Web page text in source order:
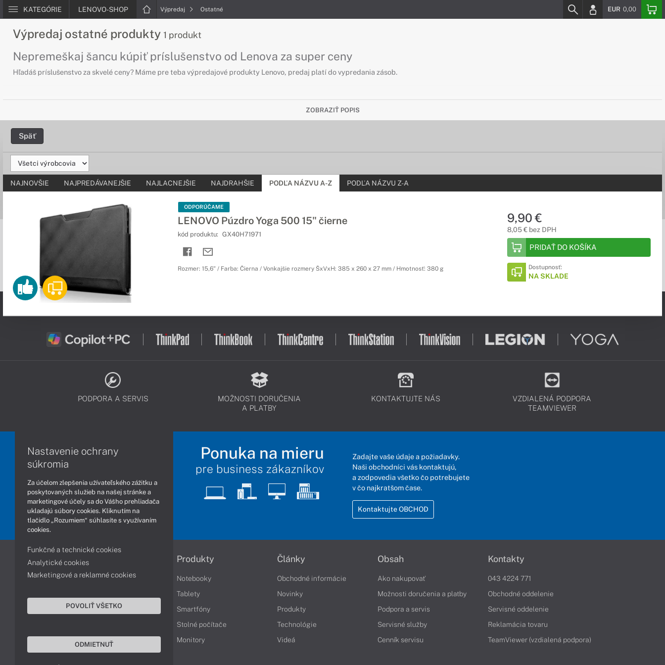
KATEGÓRIE LENOVO-SHOP Výpredaj Ostatné EUR 0,00
Výpredaj ostatné produkty 1 produkt
Nepremeškaj šancu kúpiť príslušenstvo od Lenova za super ceny
Hľadáš príslušenstvo za skvelé ceny? Máme pre teba výpredajové produkty Lenovo, predaj platí do vypredania zásob.
ZOBRAZIŤ POPIS
Späť
NAJNOVŠIE NAJPREDÁVANEJŠIE NAJLACNEJŠIE NAJDRAHŠIE PODĽA NÁZVU A-Z PODĽA NÁZVU Z-A
ODPORÚČAME
LENOVO Púzdro Yoga 500 15" čierne
kód produktu: GX40H71971
Rozmer: 15,6" / Farba: Čierna / Vonkajšie rozmery ŠxVxH: 385 x 260 x 27 mm / Hmotnosť: 380 g
9,90 €
8,05 € bez DPH
PRIDAŤ DO KOŠÍKA
Dostupnosť:
NA SKLADE
PODPORA A SERVIS
MOŽNOSTI DORUČENIA
A PLATBY
KONTAKTUJTE NÁS
VZDIALENÁ PODPORA
TEAMVIEWER
Ponuka na mieru
pre business zákazníkov
Zadajte vaše údaje a požiadavky.
Naši obchodníci vás kontaktujú,
a zodpovedia všetko čo potrebujete
v čo najkratšom čase.
Kontaktujte OBCHOD
Informácie
Obchodné podmienky
Ochrana osobných údajov
Vyhlásenie o prístupnosti
Cookies
Produkty
Notebooky
Tablety
Smartfóny
Stolné počítače
Monitory
Články
Obchodné informácie
Novinky
Produkty
Technológie
Videá
Obsah
Ako nakupovať
Možnosti doručenia a platby
Podpora a servis
Servisné služby
Cenník servisu
Kontakty
043 4224 771
Obchodné oddelenie
Servisné oddelenie
Reklamácia tovaru
TeamViewer (vzdialená podpora)
Nastavenie ochrany
súkromia
Za účelom zlepšenia užívateľského zážitku a
poskytovaných služieb na našej stránke a
marketingové účely sa do Vášho prehliadača
ukladajú súbory cookies. Kliknutím na
tlačidlo „Rozumiem“ súhlasíte s využívaním
cookies.
Funkčné a technické cookies
Analytické cookies
Marketingové a reklamné cookies
POVOLIŤ VŠETKO
ODMIETNUŤ